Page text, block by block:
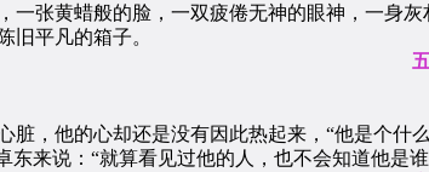
张黄蜡般的脸，一双疲倦无神的眼神，一身灰
平凡的箱子。
，他的心却还是没有因此热起来，“他是个什
来说：“就算看见过他的人，也不会知道他是